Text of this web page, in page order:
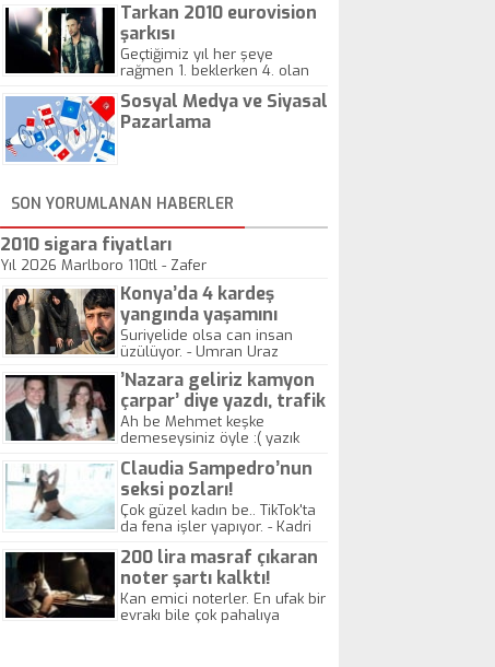
Tarkan 2010 eurovision
şarkısı
Geçtiğimiz yıl her şeye
rağmen 1. beklerken 4. olan
gösterisinin bu yarışmada
önemli olmadığını anlamıştır.
Sosyal Medya ve Siyasal
Pazarlama
SON YORUMLANAN HABERLER
2010 sigara fiyatları
Yıl 2026 Marlboro 110tl - Zafer
Konya’da 4 kardeş
yangında yaşamını
yitirdi
Suriyelide olsa can insan
üzülüyor. - Umran Uraz
’Nazara geliriz kamyon
çarpar’ diye yazdı, trafik
kazasında öldü!
Ah be Mehmet keşke
demeseysiniz öyle :( yazık
Claudia Sampedro’nun
seksi pozları!
Çok güzel kadın be.. TikTok'ta
da fena işler yapıyor. - Kadri
200 lira masraf çıkaran
noter şartı kalktı!
Kan emici noterler. En ufak bir
evrakı bile çok pahalıya